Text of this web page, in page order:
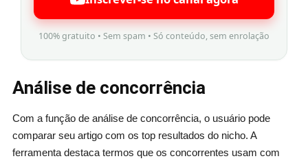
100% gratuito • Sem spam • Só conteúdo, sem enrolação
Análise de concorrência
Com a função de análise de concorrência, o usuário pode
comparar seu artigo com os top resultados do nicho. A
ferramenta destaca termos que os concorrentes usam com